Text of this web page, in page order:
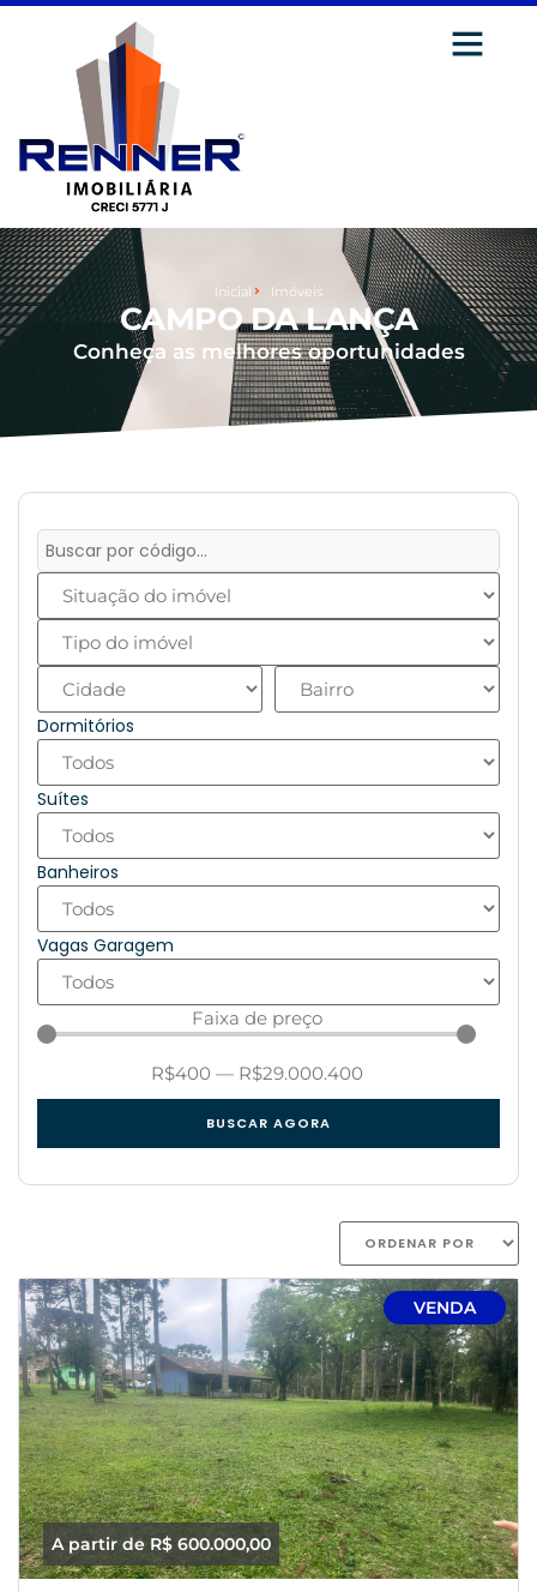
Inicial Imóveis
CAMPO DA LANÇA
Conheça as melhores oportunidades
Dormitórios
Suítes
Banheiros
Vagas Garagem
Faixa de preço
R$400 — R$29.000.400
BUSCAR AGORA
A partir de R$ 600.000,00
VENDA